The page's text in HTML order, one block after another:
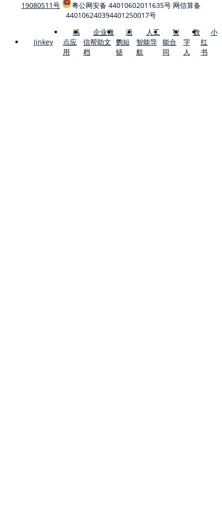
19080511号
粤公网安备 44010602011635号 网信算备
440106240394401250017号
Jinkey
稿
点应
用
企业微
信帮助文
档
语
鹦短
链
人工
智能导
航
智
能合
同
数
字
人
小
红
书